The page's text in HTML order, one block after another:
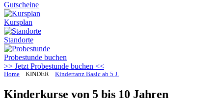
Gutscheine
Kursplan
Standorte
Probestunde buchen
>> Jetzt Probestunde buchen <<
Home KINDER Kindertanz Basic ab 5 J.
Kinderkurse von 5 bis 10 Jahren